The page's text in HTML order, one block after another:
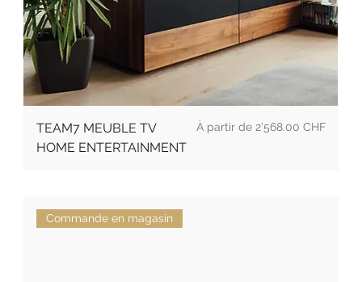
TEAM7 MEUBLE TV
HOME ENTERTAINMENT
Prix 2'568.00 CHF
Commande en magasin